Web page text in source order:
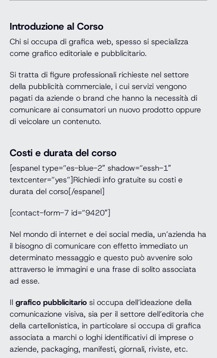
Introduzione al Corso
Chi si occupa di grafica web, spesso si specializza
come grafico editoriale e pubblicitario.
Si tratta di figure professionali richieste nel settore
della pubblicità commerciale, i cui servizi vengono
pagati da aziende o brand che hanno la necessità di
comunicare ai consumatori un nuovo prodotto oppure
di veicolare un contenuto.
Costi e durata del corso
[espanel type=”es-blue-2″ shadow=”essh-1″
textcenter=”yes”]Richiedi info gratuite su costi e
durata del corso[/espanel]
[contact-form-7 id=”9420″]
Nel mondo di internet e dei social media, un’azienda ha
il bisogno di comunicare con effetto immediato un
determinato messaggio e questo può avvenire solo
attraverso le immagini e una frase di solito associata
ad esse.
Il grafico pubblicitario si occupa dell’ideazione della
comunicazione visiva, sia per il settore dell’editoria che
della cartellonistica, in particolare si occupa di grafica
associata a marchi o loghi identificativi di imprese o
aziende, packaging, manifesti, giornali, riviste, etc.